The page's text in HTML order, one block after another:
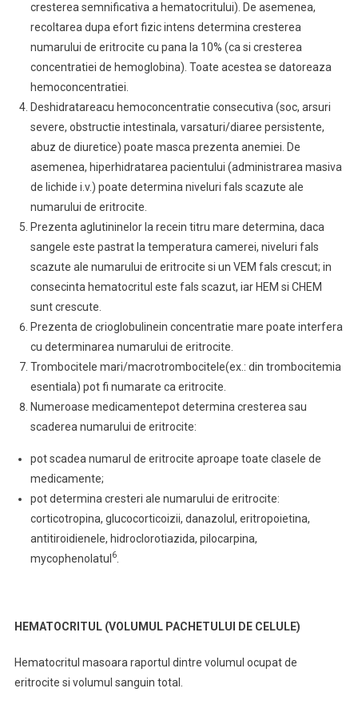
cresterea semnificativa a hematocritului). De asemenea,
recoltarea dupa efort fizic intens determina cresterea
numarului de eritrocite cu pana la 10% (ca si cresterea
concentratiei de hemoglobina). Toate acestea se datoreaza
hemoconcentratiei.
Deshidratareacu hemoconcentratie consecutiva (soc, arsuri
severe, obstructie intestinala, varsaturi/diaree persistente,
abuz de diuretice) poate masca prezenta anemiei. De
asemenea, hiperhidratarea pacientului (administrarea masiva
de lichide i.v.) poate determina niveluri fals scazute ale
numarului de eritrocite.
Prezenta aglutininelor la recein titru mare determina, daca
sangele este pastrat la temperatura camerei, niveluri fals
scazute ale numarului de eritrocite si un VEM fals crescut; in
consecinta hematocritul este fals scazut, iar HEM si CHEM
sunt crescute.
Prezenta de crioglobulinein concentratie mare poate interfera
cu determinarea numarului de eritrocite.
Trombocitele mari/macrotrombocitele(ex.: din trombocitemia
esentiala) pot fi numarate ca eritrocite.
Numeroase medicamentepot determina cresterea sau
scaderea numarului de eritrocite:
pot scadea numarul de eritrocite aproape toate clasele de
medicamente;
pot determina cresteri ale numarului de eritrocite:
corticotropina, glucocorticoizii, danazolul, eritropoietina,
antitiroidienele, hidroclorotiazida, pilocarpina,
mycophenolatul 6.
HEMATOCRITUL (VOLUMUL PACHETULUI DE CELULE)
Hematocritul masoara raportul dintre volumul ocupat de
eritrocite si volumul sanguin total.